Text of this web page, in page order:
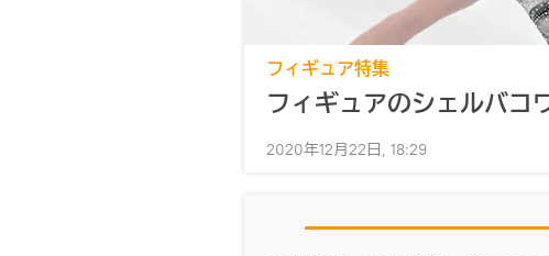
フィギュア特集
フィギュアのシェルバ
2020年12月22日, 18:29